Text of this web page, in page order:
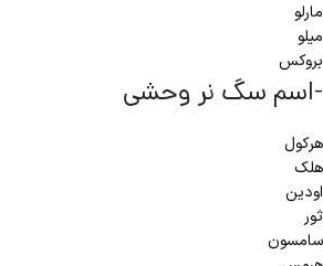
مارلو
میلو
بروکس
-اسم سگ نر وحشی
هرکول
هلک
اودین
ثور
سامسون